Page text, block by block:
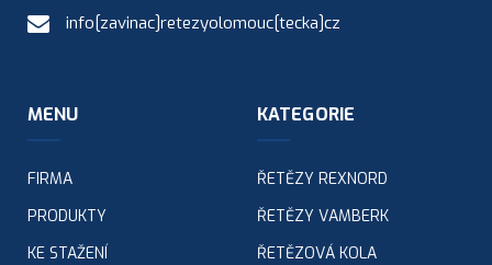
info[zavinac]retezyolomouc[tecka]cz
MENU
FIRMA
PRODUKTY
KE STAŽENÍ
KATEGORIE
ŘETĚZY REXNORD
ŘETĚZY VAMBERK
ŘETĚZOVÁ KOLA